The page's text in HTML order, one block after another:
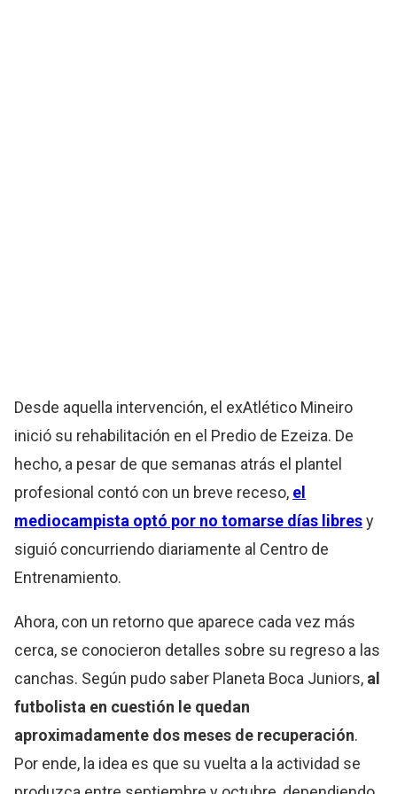
Desde aquella intervención, el exAtlético Mineiro
inició su rehabilitación en el Predio de Ezeiza. De
hecho, a pesar de que semanas atrás el plantel
profesional contó con un breve receso, el
mediocampista optó por no tomarse días libresy
siguió concurriendo diariamente al Centro de
Entrenamiento.
Ahora, con un retorno que aparece cada vez más
cerca, se conocieron detalles sobre su regreso a las
canchas. Según pudo saber Planeta Boca Juniors, al
futbolista en cuestión le quedan
aproximadamente dos meses de recuperación.
Por ende, la idea es que su vuelta a la actividad se